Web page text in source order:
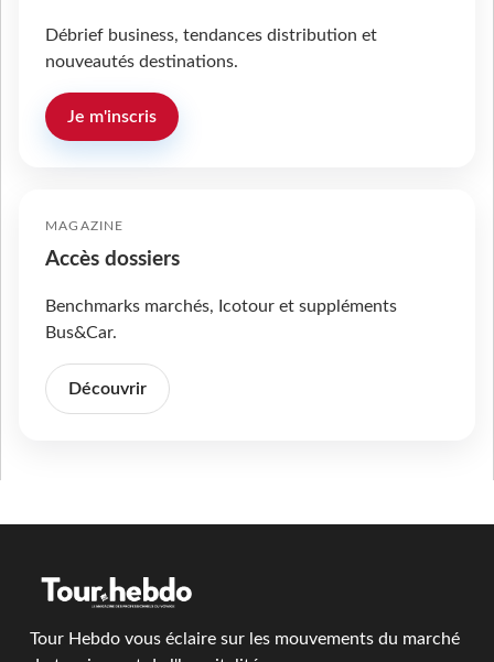
Débrief business, tendances distribution et
nouveautés destinations.
Je m'inscris
MAGAZINE
Accès dossiers
Benchmarks marchés, Icotour et suppléments
Bus&Car.
Découvrir
Tour Hebdo vous éclaire sur les mouvements du marché